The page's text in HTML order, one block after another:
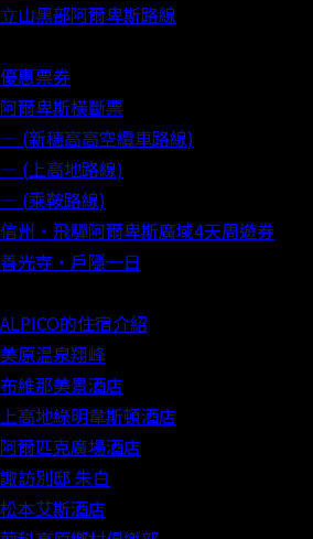
立山黑部阿爾卑斯路線
優惠票券
阿爾卑斯橫斷票
― (新穗高高空纜車路線)
― (上高地路線)
― (乘鞍路線)
信州‧飛驒阿爾卑斯廣域4天周遊券
善光寺‧戶隱一日
ALPICO的住宿介紹
美原温泉翔峰
布維那美景酒店
上高地綠明韋斯頓酒店
阿爾匹克廣場酒店
諏訪別邸 朱白
松本艾斯酒店